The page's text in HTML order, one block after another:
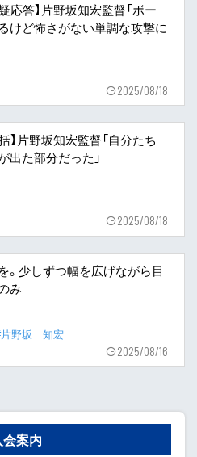
応答】片野坂知宏監督「ボー
けど怖さがない単調な攻撃に
2025/08/18
】片野坂知宏監督「自分たち
出た部分だった」
2025/08/18
。少しずつ幅を広げながら目
み
野坂 知宏
2025/08/16
会案内